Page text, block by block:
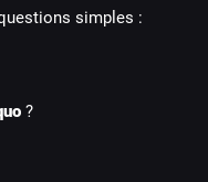
simples :
?